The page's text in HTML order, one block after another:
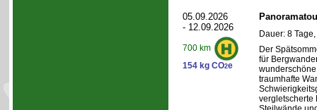
05.09.2026
- 12.09.2026
700 km
154 kg CO2e
Dauer: 8
Der
für
traumhafte
vergletscherte